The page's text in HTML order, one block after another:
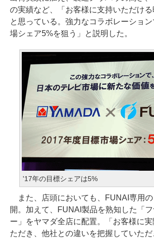
の実績など、「お客様に支持いただけ
と思っている。強力なコラボレーショ
場シェア5%を狙う」と説明した。
'17年の目標シェアは5%
また、店頭においても、FUNAI専用の
開。加えて、FUNAI製品を熟知した「
ー」をヤマダ全店に配置。「お客様に
ただき、他社との違いを把握していた